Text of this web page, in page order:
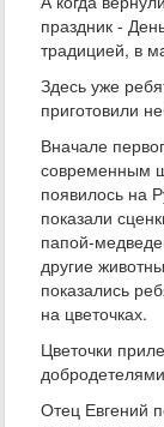
праздник -
традицией, в
Здесь уже
приготовили
Вначале
современным
появилось на
показали
папой-
другие
показались
на цветочках.
Цветочки
Отец Евгений